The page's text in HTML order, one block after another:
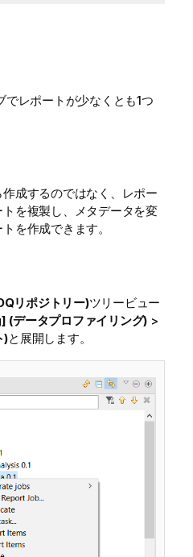
でレポートが少なくとも1つ
成するのではなく、レポー
を複製し、メタデータを変
を作成できます。
リポジトリー)ツリービュー
データプロファイリング) >
)と展開します。